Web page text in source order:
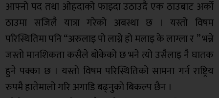
आफ्नो पद तथा ओहदाको फाइदा उठाउदै एक ठाउबाट अर्को
ठाउमा सजिलै यात्रा गरेको अबस्था छ । यस्तो विषम
परिस्थितिमा पनि “अरुलाइ पो लाग्ने हो मलाइ के लाग्ला र ” भन्ने
जस्तो मानशिकता कसैले बोकेको छ भने त्यो उसैलाइ नै घातक
हुने पक्का छ । यस्तो विषम परिस्थितिको सामना गर्न राष्ट्रिय
रुपमै हातेमालो गरि अगाडि बढ्नुको बिकल्प छैन ।